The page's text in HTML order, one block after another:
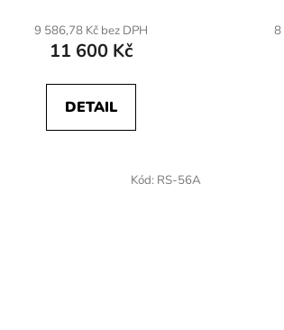
9 586,78 Kč bez DPH
11 600 Kč
DETAIL
8
Kód: RS-56A